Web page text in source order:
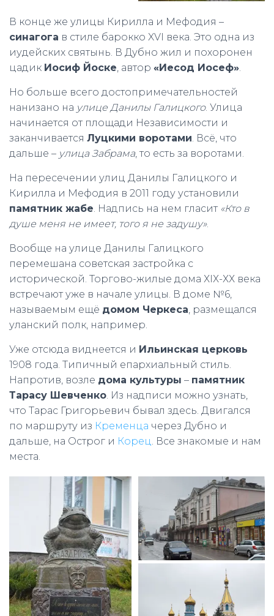
В конце же улицы Кирилла и Мефодия –
синагога в стиле барокко XVI века. Это одна из
иудейских святынь. В Дубно жил и похоронен
цадик Иосиф Йоске , автор «Иесод Иосеф»
Но больше всего достопримечательностей
нанизано на улице Данилы Галицкого. Улица
начинается от площади Независимости и
заканчивается Луцкими воротами . Всё, что
дальше – улица Забрама, то есть за воротами.
На пересечении улиц Данилы Галицкого и
Кирилла и Мефодия в 2011 году установили
памятник жабе . Надпись на нем гласит «Кто в
душе меня не имеет, того я не задушу».
Вообще на улице Данилы Галицкого
перемешана советская застройка с
исторической. Торгово-жилые дома ХІХ-ХХ века
встречают уже в начале улицы. В доме №6,
называемым ещё домом Черкеса , размещался
уланский полк, например.
Уже отсюда виднеется и Ильинская церковь
1908 года. Типичный епархиальный стиль.
Напротив, возле дома культуры – памятник
Тарасу Шевченко . Из надписи можно узнать,
что Тарас Григорьевич бывал здесь. Двигался
по маршруту из Кременца через Дубно и
дальше, на Острог и Корец
. Все знакомые и нам
места.